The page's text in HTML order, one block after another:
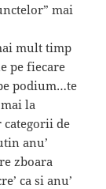
mai
mult timp
pe fiecare
podium…te
la
de
anu’
zboara
ca si anu’